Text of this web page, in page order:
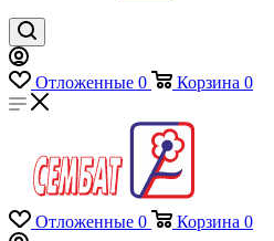
Отложенные 0 Корзина 0
Отложенные 0 Корзина 0